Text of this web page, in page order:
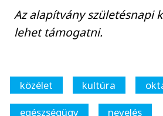
Az alapítvány születésnapi
lehet támogatni.
közélet kultúra
egészségügy
nevelés